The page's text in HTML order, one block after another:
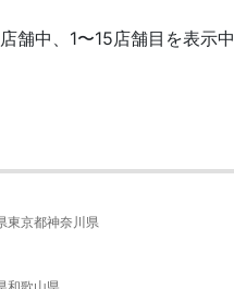
舗中、1〜15店舗目を表示中
東京都神奈川県